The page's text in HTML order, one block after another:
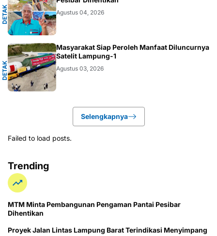
D
E
T
A
K
N
U
S
A
N
T
A
R Agustus 04, 2026
D
E
T
A
K
N
U
S
A
N
T
A
RA
Masyarakat Siap Peroleh Manfaat Diluncurnya
Satelit Lampung-1
Agustus 03, 2026
Selengkapnya
Failed to load posts.
Trending
MTM Minta Pembangunan Pengaman Pantai Pesibar
Dihentikan
Proyek Jalan Lintas Lampung Barat Terindikasi Menyimpang